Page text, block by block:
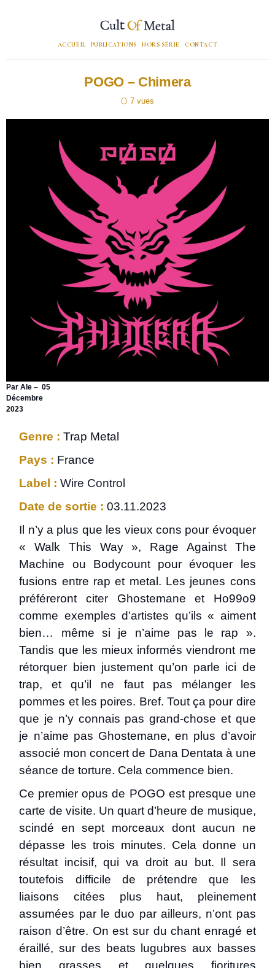
ACCUEIL PUBLICATIONS HORS SÉRIE CONTACT
POGO – Chimera
7
Par Ale – 05
Décembre
2023
Genre : Trap Metal
Pays : France
Label : Wire Control
Date de sortie :03.11.2023
Il n’y a plus que les vieux cons pour évoquer
« Walk This Way », Rage Against The
Machine ou Bodycount pour évoquer les
fusions entre rap et metal. Les jeunes cons
préféreront citer Ghostemane et Ho99o9
comme exemples d’artistes qu’ils « aiment
bien… même si je n’aime pas le rap ».
Tandis que les mieux informés viendront me
rétorquer bien justement qu’on parle ici de
trap, et qu’il ne faut pas mélanger les
pommes et les poires. Bref. Tout ça pour dire
que je n’y connais pas grand-chose et que
je n’aime pas Ghostemane, en plus d’avoir
associé mon concert de Dana Dentata à une
séance de torture. Cela commence bien.
Ce premier opus de POGO est presque une
carte de visite. Un quart d’heure de musique,
scindé en sept morceaux dont aucun ne
dépasse les trois minutes. Cela donne un
résultat incisif, qui va droit au but. Il sera
toutefois difficile de prétendre que les
liaisons citées plus haut, pleinement
assumées par le duo par ailleurs, n’ont pas
raison d’être. On est sur du chant enragé et
éraillé, sur des beats lugubres aux basses
bien grasses et quelques fioritures